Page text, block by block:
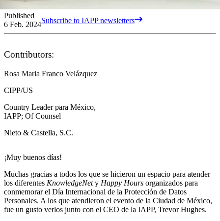
Published
6 Feb. 2024Subscribe to IAPP newsletters
Contributors:
Rosa Maria Franco Velázquez
CIPP/US
Country Leader para México,
IAPP; Of Counsel
Nieto & Castella, S.C.
¡Muy buenos días!
Muchas gracias a todos los que se hicieron un espacio para atender
los diferentes KnowledgeNety Happy Hours organizados para
conmemorar el Día Internacional de la Protección de Datos
Personales. A los que atendieron el evento de la Ciudad de México,
fue un gusto verlos junto con el CEO de la IAPP, Trevor Hughes.